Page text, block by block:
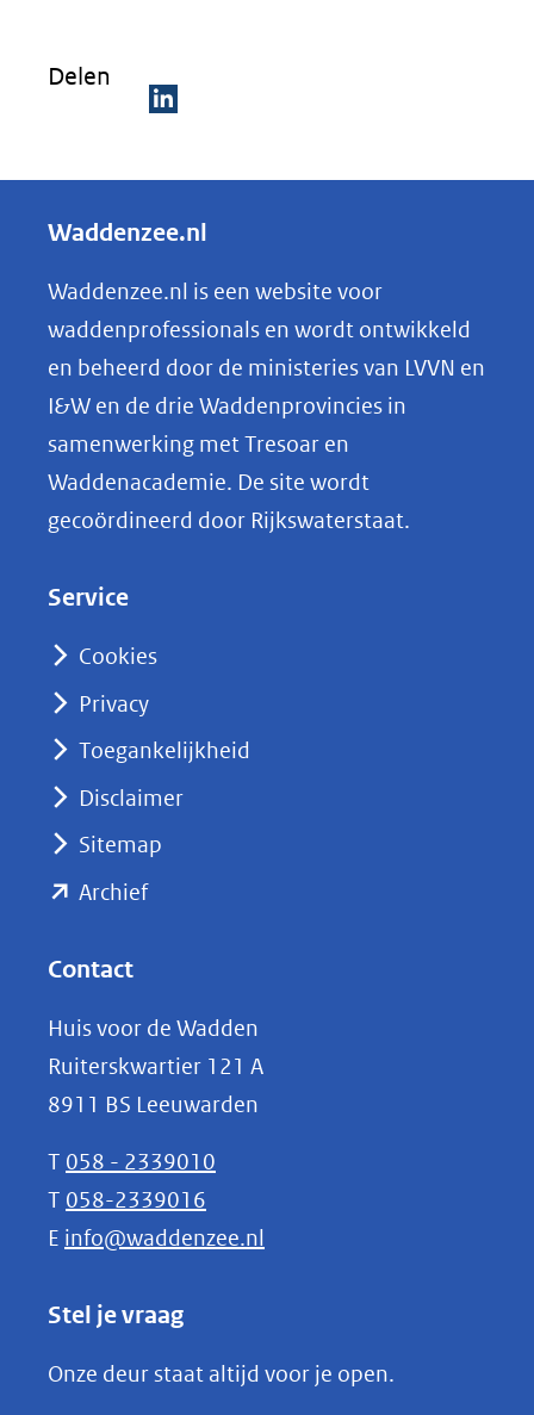
Delen
e
e
n
o
p
k
e
nieuw
naar
Waddenzee.nl
Waddenzee.nl is een website voor
waddenprofessionals en wordt ontwikkeld
en beheerd door de ministeries van LVVN en
I&W en de drie Waddenprovincies in
samenwerking met Tresoar en
Waddenacademie. De site wordt
gecoördineerd door Rijkswaterstaat.
Service
Cookies
Privacy
Toegankelijkheid
Disclaimer
Sitemap
Archief(opent
(verwijst
naar
een
andere
website)
Contact
Huis voor de Wadden
Ruiterskwartier 121 A
8911 BS Leeuwarden
T 058 - 2339010
T 058-2339016
E info@waddenzee.nl
Stel je vraag
Onze deur staat altijd voor je open.